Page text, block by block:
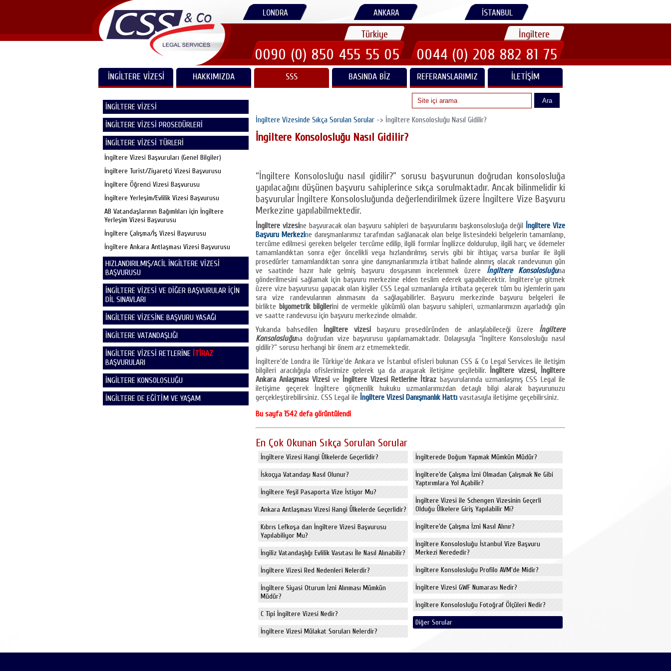
LONDRA ANKARA İSTANBUL
Türkiye
0090 (0) 850 455 55 05
İngiltere
0044 (0) 208 882 81 75
İNGİLTERE VİZESİ HAKKIMIZDA SSS BASINDA BIZ REFERANSLARIMIZ İLETIŞIM
Ara
İNGİLTERE VİZESİ
İNGİLTERE VİZESİ PROSEDÜRLERİ
İNGİLTERE VİZESİ TÜRLERİ
İngiltere Vizesi Başvuruları (Genel Bilgiler)
İngiltere Turist/Ziyaretçi Vizesi Başvurusu
İngiltere Öğrenci Vizesi Başvurusu
İngiltere Yerleşim/Evlilik Vizesi Başvurusu
AB Vatandaşlarının Bağımlıları için İngiltere
Yerleşim Vizesi Başvurusu
İngiltere Çalışma/İş Vizesi Başvurusu
İngiltere Ankara Antlaşması Vizesi Başvurusu
HIZLANDIRILMIŞ/ACİL İNGİLTERE VİZESİ
BAŞVURUSU
İNGİLTERE VİZESİ VE DİĞER BAŞVURULAR İÇİN
DİL SINAVLARI
İNGİLTERE VİZESİNE BAŞVURU YASAĞI
İNGİLTERE VATANDAŞLIĞI
İNGİLTERE VİZESİ RETLERİNE İTİRAZ
BAŞVURULARI
İNGİLTERE KONSOLOSLUĞU
İNGİLTERE DE EĞİTİM VE YAŞAM
İngiltere Vizesinde Sıkça Sorulan Sorular -> İngiltere Konsolosluğu Nasıl Gidilir?
İngiltere Konsolosluğu Nasıl Gidilir?
“İngiltere Konsolosluğu nasıl gidilir?” sorusu başvurunun doğrudan konsolosluğa
yapılacağını düşünen başvuru sahiplerince sıkça sorulmaktadır. Ancak bilinmelidir ki
başvurular İngiltere Konsolosluğunda değerlendirilmek üzere İngiltere Vize Başvuru
Merkezine yapılabilmektedir.
İngiltere vizesine başvuracak olan başvuru sahipleri de başvurularını başkonsolosluğa değil İngiltere Vize
Başvuru Merkezine danışmanlarımız tarafından sağlanacak olan belge listesindeki belgelerin tamamlanıp,
tercüme edilmesi gereken belgeler tercüme edilip, ilgili formlar İngilizce doldurulup, ilgili harç ve ödemeler
tamamlandıktan sonra eğer öncelikli veya hızlandırılmış servis gibi bir ihtiyaç varsa bunlar ile ilgili
prosedürler tamamlandıktan sonra yine danışmanlarımızla irtibat halinde alınmış olacak randevunun gün
ve saatinde hazır hale gelmiş başvuru dosyasının incelenmek üzere İngiltere Konsolosluğuna
gönderilmesini sağlamak için başvuru merkezine elden teslim ederek yapabilecektir. İngiltere’ye gitmek
üzere vize başvurusu yapacak olan kişiler CSS Legal uzmanlarıyla irtibata geçerek tüm bu işlemlerin yanı
sıra vize randevularının alınmasını da sağlayabilirler. Başvuru merkezinde başvuru belgeleri ile
birlikte biyometrik bilgilerini de vermekle yükümlü olan başvuru sahipleri, uzmanlarımızın ayarladığı gün
ve saatte randevusu için başvuru merkezinde olmalıdır.
Yukarıda bahsedilen
İngiltere vizesibaşvuru prosedüründen de anlaşılabileceği üzere İngiltere
Konsolosluğuna doğrudan vize başvurusu yapılamamaktadır. Dolayısıyla “İngiltere Konsolosluğu nasıl
gidilir?” sorusu herhangi bir önem arz etmemektedir.
İngiltere’de Londra ile Türkiye’de Ankara ve İstanbul ofisleri bulunan CSS & Co Legal Services ile iletişim
bilgileri aracılığıyla ofislerimize gelerek ya da arayarak iletişime geçilebilir. İngiltere vizesi, İngiltere
Ankara Anlaşması Vizesi ve İngiltere Vizesi Retlerine İtiraz başvurularında uzmanlaşmış CSS Legal ile
iletişime geçerek İngiltere göçmenlik hukuku uzmanlarımızdan detaylı bilgi alarak başvurunuzu
gerçekleştirebilirsiniz. CSS Legal ile İngiltere Vizesi Danışmanlık Hattı vasıtasıyla iletişime geçebilirsiniz.
Bu sayfa 1542 defa görüntülendi
En Çok Okunan Sıkça Sorulan Sorular
İngiltere Vizesi Hangi Ülkelerde Geçerlidir?
İskoçya Vatandaşı Nasıl Olunur?
İngiltere Yeşil Pasaporta Vize İstiyor Mu?
Ankara Antlaşması Vizesi Hangi Ülkelerde Geçerlidir?
Kıbrıs Lefkoşa dan İngiltere Vizesi Başvurusu
Yapılabiliyor Mu?
İngiliz Vatandaşlığı Evlilik Vasıtası İle Nasıl Alınabilir?
İngiltere Vizesi Red Nedenleri Nelerdir?
İngiltere Siyasi Oturum İzni Alınması Mümkün
Müdür?
C Tipi İngiltere Vizesi Nedir?
İngiltere Vizesi Mülakat Soruları Nelerdir?
İngilterede Doğum Yapmak Mümkün Müdür?
İngiltere’de Çalışma İzni Olmadan Çalışmak Ne Gibi
Yaptırımlara Yol Açabilir?
İngiltere Vizesi ile Schengen Vizesinin Geçerli
Olduğu Ülkelere Giriş Yapılabilir Mi?
İngiltere’de Çalışma İzni Nasıl Alınır?
İngiltere Konsolosluğu İstanbul Vize Başvuru
Merkezi Nerededir?
İngiltere Konsolosluğu Profilo AVM'de Midir?
İngiltere Vizesi GWF Numarası Nedir?
İngiltere Konsolosluğu Fotoğraf Ölçüleri Nedir?
Diğer Sorular